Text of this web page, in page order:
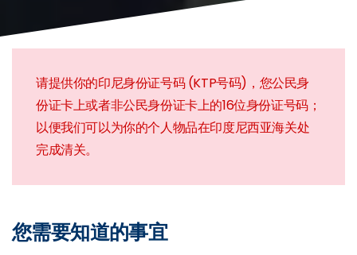
请提供你的印尼身份证号码 (KTP号码)，您公民身
份证卡上或者非公民身份证卡上的16位身份证号码；
以便我们可以为你的个人物品在印度尼西亚海关处
完成清关。
您需要知道的事宜